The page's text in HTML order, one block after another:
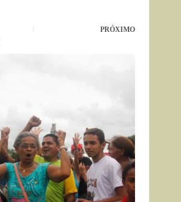
PRÓXIMO